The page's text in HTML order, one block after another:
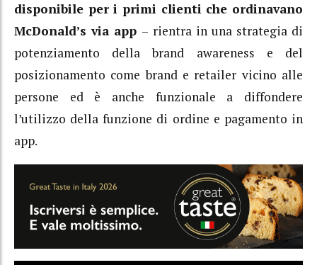
disponibile per i primi clienti che ordinavano
McDonald’s via app – rientra in una strategia di
potenziamento della brand awareness e del
posizionamento come brand e retailer vicino alle
persone ed è anche funzionale a diffondere
l’utilizzo della funzione di ordine e pagamento in
app.